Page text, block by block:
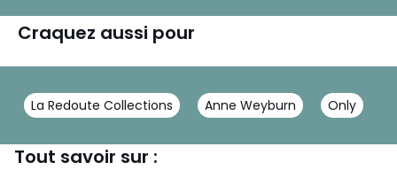
Craquez aussi pour
La Redoute Collections Anne Weyburn Only
Tout savoir sur :